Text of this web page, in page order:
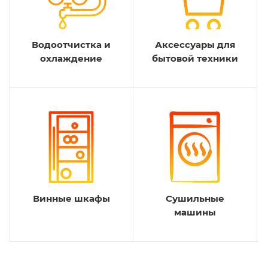
Водоотчистка и
охлаждение
Аксессуары для
бытовой техники
Винные шкафы
Сушильные
машины